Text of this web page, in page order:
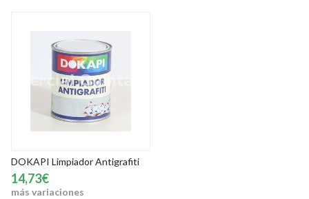
DOKAPI Limpiador Antigrafiti
14,73€
más variaciones